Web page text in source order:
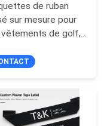
de ruban
sur mesure pour
vêtements de golf,
de la